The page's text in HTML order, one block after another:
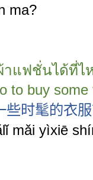
ma?
าแฟชั่นได้ที่ไ
to buy
些时髦的衣
mǎi yìxiē